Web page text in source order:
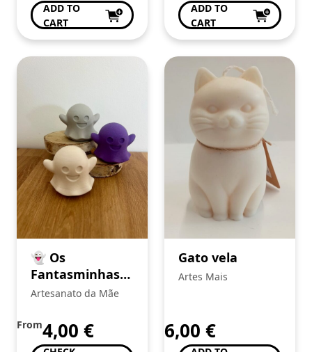
ADD TO
CART
ADD TO
CART
👻 Os
Fantasminhas
da Alegria
Artesanato da Mãe
From4,00 €
Gato vela
Artes Mais
6,00 €